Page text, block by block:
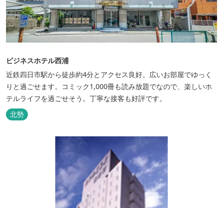
ビジネスホテル西浦
近鉄四日市駅から徒歩約4分とアクセス良好。広いお部屋でゆっく
りと過ごせます。コミック1,000冊も読み放題でなので、楽しいホ
テルライフを過ごせそう。丁寧な接客も好評です。
北勢